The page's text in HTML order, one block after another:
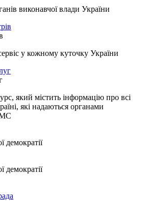
виконавчої влади України
у кожному куточку України
який містить інформацію про всі
які надаються органами
демократії
демократії